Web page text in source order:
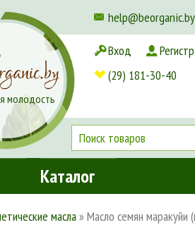
help@beorganic.by
Доставка и оплата
молодость
Вход
(29) 181-30-40
Каталог
масла»Масло семян маракуйи